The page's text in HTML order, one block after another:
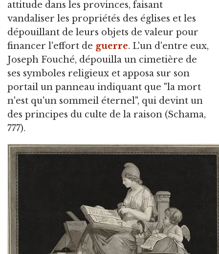
attitude dans les provinces, faisant
vandaliser les propriétés des églises et les
dépouillant de leurs objets de valeur pour
financer l'effort de guerre. L'un d'entre eux,
Joseph Fouché, dépouilla un cimetière de
ses symboles religieux et apposa sur son
portail un panneau indiquant que "la mort
n'est qu'un sommeil éternel", qui devint un
des principes du culte de la raison (Schama,
777).